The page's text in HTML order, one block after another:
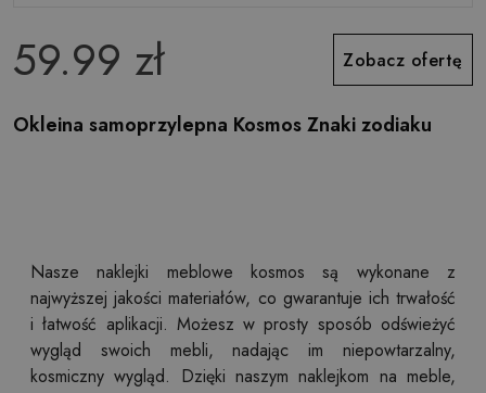
59.99 zł Zobacz ofertę
Okleina samoprzylepna Kosmos Znaki zodiaku
Nasze naklejki meblowe kosmos są wykonane z
najwyższej jakości materiałów, co gwarantuje ich trwałość
i łatwość aplikacji. Możesz w prosty sposób odświeżyć
wygląd swoich mebli, nadając im niepowtarzalny,
kosmiczny wygląd. Dzięki naszym naklejkom na meble,